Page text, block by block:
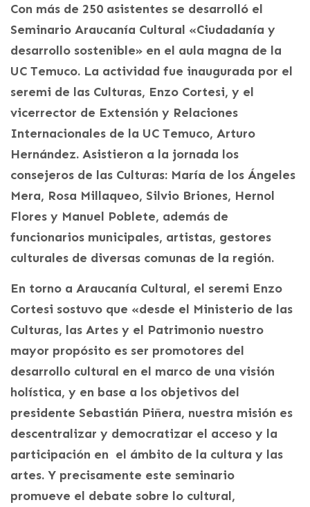
Con más de 250 asistentes se desarrolló el
Seminario Araucanía Cultural «Ciudadanía y
desarrollo sostenible» en el aula magna de la
UC Temuco. La actividad fue inaugurada por el
seremi de las Culturas, Enzo Cortesi, y el
vicerrector de Extensión y Relaciones
Internacionales de la UC Temuco, Arturo
Hernández. Asistieron a la jornada los
consejeros de las Culturas: María de los Ángeles
Mera, Rosa Millaqueo, Silvio Briones, Hernol
Flores y Manuel Poblete, además de
funcionarios municipales, artistas, gestores
culturales de diversas comunas de la región.
En torno a Araucanía Cultural, el seremi Enzo
Cortesi sostuvo que «desde el Ministerio de las
Culturas, las Artes y el Patrimonio nuestro
mayor propósito es ser promotores del
desarrollo cultural en el marco de una visión
holística, y en base a los objetivos del
presidente Sebastián Piñera, nuestra misión es
descentralizar y democratizar el acceso y la
participación en el ámbito de la cultura y las
artes. Y precisamente este seminario
promueve el debate sobre lo cultural,